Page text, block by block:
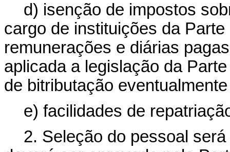
d) isenção de impostos
cargo de instituições da
remunerações e diárias
aplicada a legislação da
de bitributação
e) facilidades de
2. Seleção do pessoal